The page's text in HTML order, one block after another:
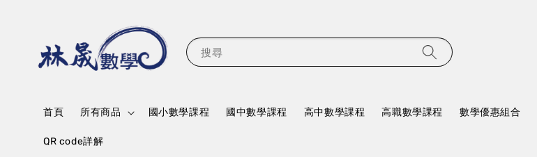
搜尋
首頁 所有商品 國小數學課程 國中數學課程 高中數學課程 高職數學課程 數學優惠組合
QR code詳解